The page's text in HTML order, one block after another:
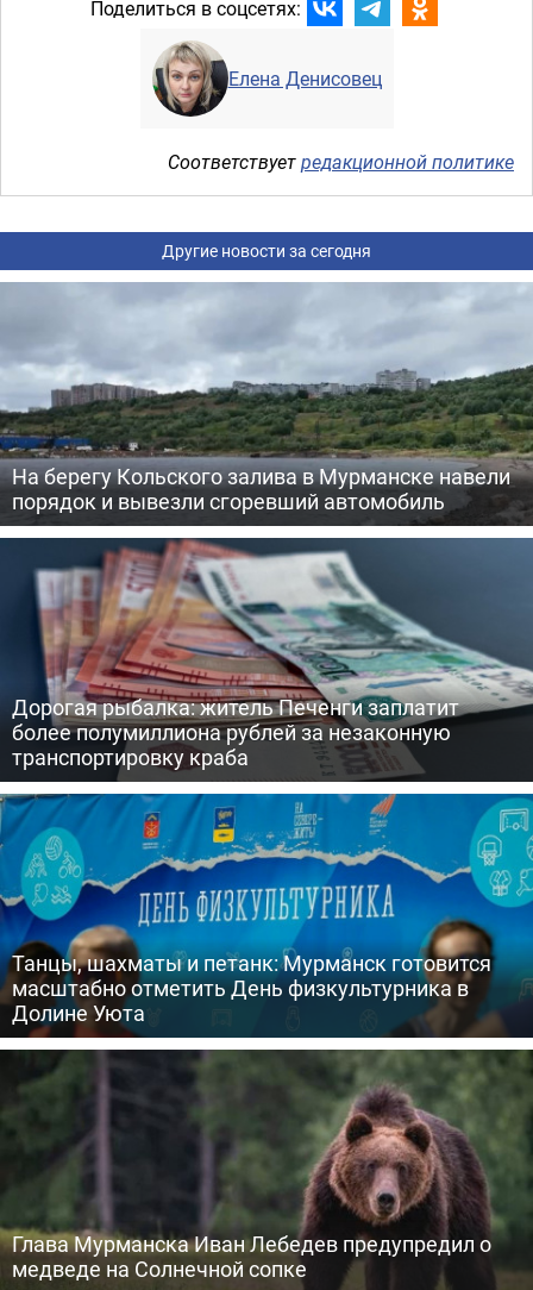
Поделиться в соцсетях:
Елена Денисовец
Соответствуетредакционной политике
Другие новости за сегодня
На берегу Кольского залива в Мурманске навели
порядок и вывезли сгоревший автомобиль
Дорогая рыбалка: житель Печенги заплатит
более полумиллиона рублей за незаконную
транспортировку краба
Танцы, шахматы и петанк: Мурманск готовится
масштабно отметить День физкультурника в
Долине Уюта
Глава Мурманска Иван Лебедев предупредил о
медведе на Солнечной сопке